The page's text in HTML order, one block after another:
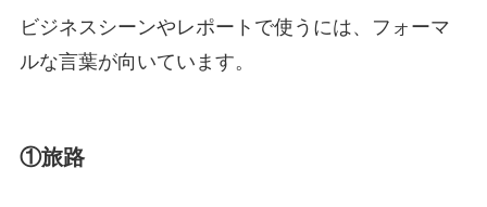
ビジネスシーンやレポートで使うには、フォーマ
ルな言葉が向いています。
①旅路